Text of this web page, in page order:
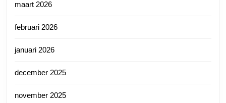
maart 2026
februari 2026
januari 2026
december 2025
november 2025